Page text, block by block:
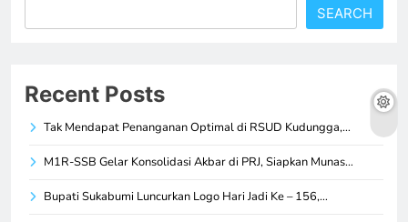
SEARCH
Recent Posts
Tak Mendapat Penanganan Optimal di RSUD Kudungga,…
M1R-SSB Gelar Konsolidasi Akbar di PRJ, Siapkan Munas…
Bupati Sukabumi Luncurkan Logo Hari Jadi Ke – 156,…